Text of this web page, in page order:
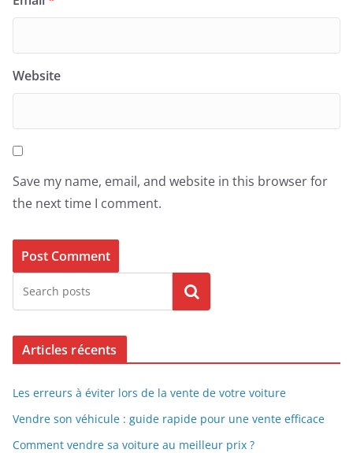
Website
Save my name, email, and website in this browser for
the next time I comment.
Search
Articles récents
Les erreurs à éviter lors de la vente de votre voiture
Vendre son véhicule : guide rapide pour une vente efficace
Comment vendre sa voiture au meilleur prix ?